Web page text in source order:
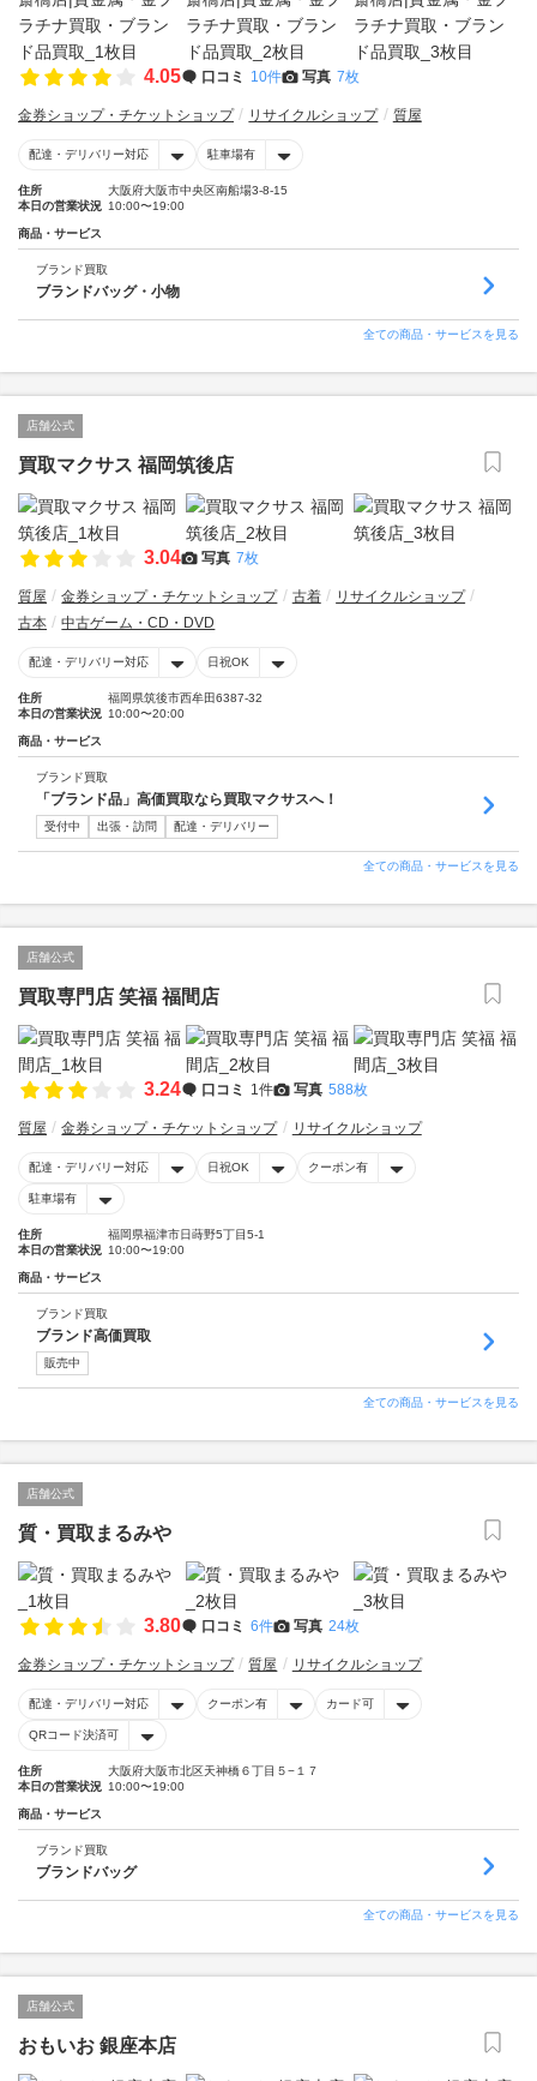
4.05 口コミ 10件 写真 7枚
金券ショップ・チケットショップ リサイクルショップ 質屋
配達・デリバリー対応 駐車場有
住所
大阪府大阪市中央区南船場3-8-15
本日の営業状況 10:00〜19:00
商品・サービス
ブランド買取
ブランドバッグ・小物
全ての商品・サービスを見る
店舗公式
買取マクサス 福岡筑後店
3.04 写真 7枚
質屋 金券ショップ・チケットショップ 古着
リサイクルショップ
古本
中古ゲーム・CD・DVD
配達・デリバリー対応 日祝OK
住所
福岡県筑後市西牟田6387-32
本日の営業状況 10:00〜20:00
商品・サービス
ブランド買取
「ブランド品」高価買取なら買取マクサスへ！
受付中 出張・訪問 配達・デリバリー
全ての商品・サービスを見る
店舗公式
買取専門店 笑福 福間店
3.24 口コミ 1件 写真 588枚
質屋 金券ショップ・チケットショップ リサイクルショップ
配達・デリバリー対応 日祝OK クーポン有
駐車場有
住所
福岡県福津市日蒔野5丁目5-1
本日の営業状況 10:00〜19:00
商品・サービス
ブランド買取
ブランド高価買取
販売中
全ての商品・サービスを見る
店舗公式
質・買取まるみや
3.80 口コミ 6件 写真 24枚
金券ショップ・チケットショップ 質屋 リサイクルショップ
配達・デリバリー対応 クーポン有 カード可
QRコード決済可
住所
大阪府大阪市北区天神橋６丁目５−１７
本日の営業状況 10:00〜19:00
商品・サービス
ブランド買取
ブランドバッグ
全ての商品・サービスを見る
店舗公式
おもいお 銀座本店